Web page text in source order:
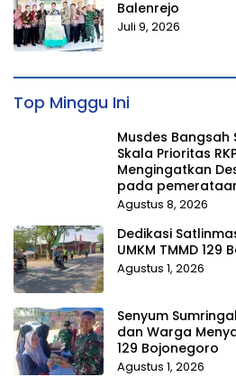
Balenrejo
Juli 9, 2026
Top Minggu Ini
Musdes
Skala Prioritas
Mengingatkan
pada
Agustus 8, 2026
Dedikasi
UMKM TMMD 129
Agustus 1, 2026
Senyum
dan Warga
129 Bojonegoro
Agustus 1, 2026